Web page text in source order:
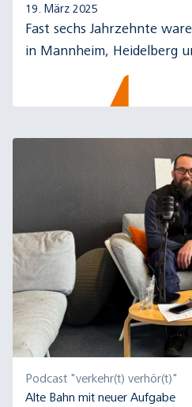
19. März 2025
Fast sechs Jahrzehnte
in Mannheim, Heidelberg
unterwegs. Zuerst im
rnv. Nun ging der letzte
Podcast "verkehr(t) verhör(t)"
Alte Bahn mit neuer Aufgabe